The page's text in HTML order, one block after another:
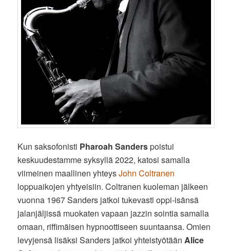
Kun saksofonisti Pharoah Sanderspoistui
keskuudestamme syksyllä 2022, katosi samalla
viimeinen maallinen yhteysJohn Coltranen
loppuaikojen yhtyeisiin. Coltranen kuoleman jälkeen
vuonna 1967 Sanders jatkoi tukevasti oppi-isänsä
jalanjäljissä muokaten vapaan jazzin sointia samalla
omaan, riffimäisen hypnoottiseen suuntaansa. Omien
levyjensä lisäksi Sanders jatkoi yhteistyötäänAlice